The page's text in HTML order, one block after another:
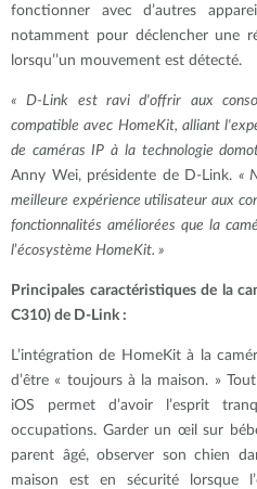
fonctionner avec d ’autres
notamment pour déclencher une
lorsqu’’un mouvement est détecté.
« D-Link est ravi d'offrir aux
compatible avec HomeKit, alliant
de caméras IP à la technologie
Anny Wei, présidente de D-Link. «
meilleure expérience utilisateur aux
fonctionnalités améliorées que la
l’écosystème HomeKit. »
Principales caractéristiques de la
C310) de D-Link :
L’intégration de HomeKit à la
d ’être « toujours à la maison. »
iOS permet d ’avoir l ’esprit
occupations. Garder un œil sur
parent âgé, observer son chien
maison est en sécurité lorsque